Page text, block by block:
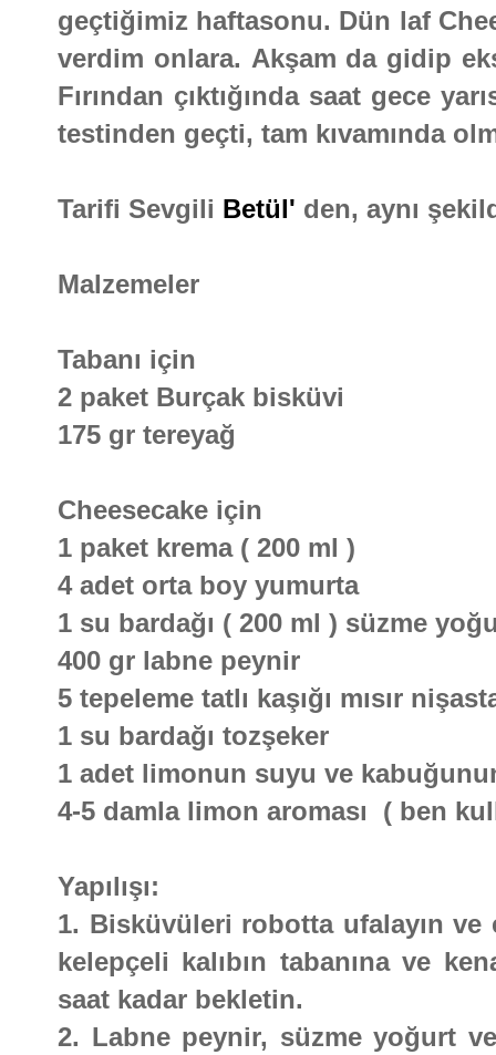
geçtiğimiz haftasonu. Dün laf
verdim onlara. Akşam da gidip
Fırından çıktığında saat gece
testinden geçti, tam kıvamında
Tarifi Sevgili Betül' den, aynı
Malzemeler
Tabanı için
2 paket Burçak bisküvi
175 gr tereyağ
Cheesecake için
1 paket krema ( 200 ml )
4 adet orta boy yumurta
1 su bardağı ( 200 ml ) süzme
400 gr labne peynir
5 tepeleme tatlı kaşığı mısır
1 su bardağı tozşeker
1 adet limonun suyu ve
4-5 damla limon aroması ( ben
Yapılışı:
1. Bisküvüleri robotta ufalayın
kelepçeli kalıbın tabanına ve
saat kadar bekletin.
2. Labne peynir, süzme yoğurt